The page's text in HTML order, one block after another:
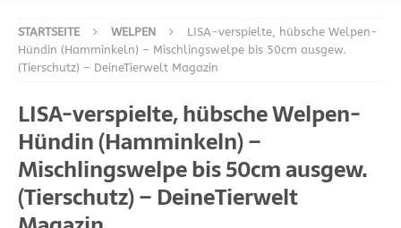
STARTSEITE WELPEN
LISA-verspielte, hübsche Welpen-
Hündin (Hamminkeln) – Mischlingswelpe bis 50cm ausgew.
(Tierschutz) – DeineTierwelt Magazin
LISA-verspielte, hübsche Welpen-
Hündin (Hamminkeln) –
Mischlingswelpe bis 50cm ausgew.
(Tierschutz) – DeineTierwelt